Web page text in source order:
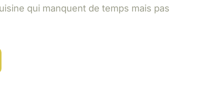
qui manquent de temps mais pas